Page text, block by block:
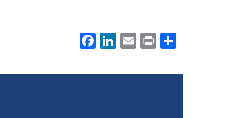
Facebook
LinkedIn
Email
Print